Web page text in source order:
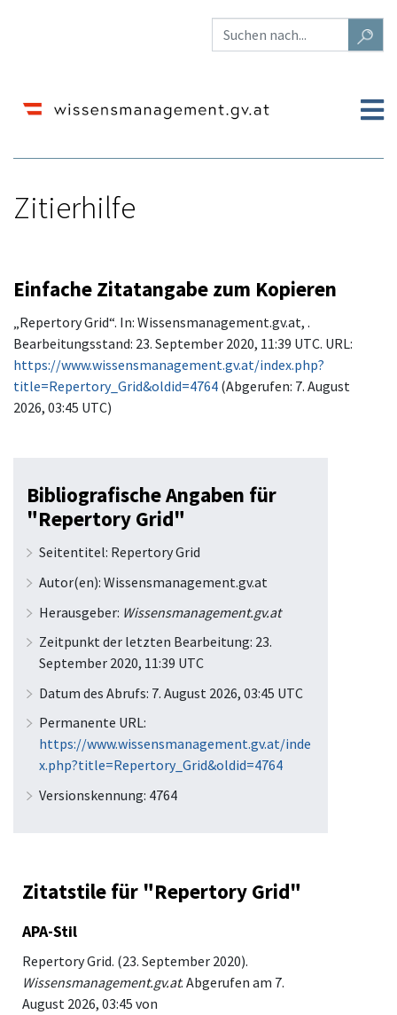
Zitierhilfe
Wechseln zu: Navigation
Einfache Zitatangabe zum Kopieren
„Repertory Grid“. In: Wissensmanagement.gv.at, .
Bearbeitungsstand: 23. September 2020, 11:39 UTC. URL:
https://www.wissensmanagement.gv.at/index.php?
title=Repertory_Grid&oldid=4764 (Abgerufen: 7. August
2026, 03:45 UTC)
Bibliografische Angaben für
"Repertory Grid"
Seitentitel: Repertory Grid
Autor(en): Wissensmanagement.gv.at
Herausgeber: Wissensmanagement.gv.at
Zeitpunkt der letzten Bearbeitung: 23.
September 2020, 11:39 UTC
Datum des Abrufs: 7. August 2026, 03:45 UTC
Permanente URL:
https://www.wissensmanagement.gv.at/inde
x.php?title=Repertory_Grid&oldid=4764
Versionskennung: 4764
Zitatstile für "Repertory Grid"
APA-Stil
Repertory Grid. (23. September 2020).
Wissensmanagement.gv.at. Abgerufen am 7.
August 2026, 03:45 von